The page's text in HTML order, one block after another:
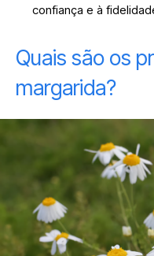
confiança e à
Quais são os
margarida?